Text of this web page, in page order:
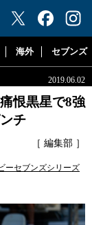
ーリパブリック"
海外 セブンズ
2019.06.02
恨黒星で8強
チ
［ 編集部 ］
ーセブンズシリーズ